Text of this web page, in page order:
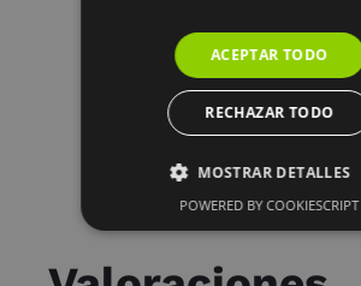
44.95€
ACEPTAR TODO
RECHAZAR TODO
MOSTRAR DETALLES
POWERED BY COOKIESCRIPT